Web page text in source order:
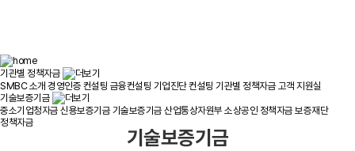
기관별 정책자금
SMBC 소개 경영인증 컨설팅 금융컨설팅 기업진단 컨설팅 기관별 정책자금 고객 지원실
기술보증기금
중소기업청자금 신용보증기금 기술보증기금 산업통상자원부 소상공인 정책자금 보증재단
정책자금
기술보증기금